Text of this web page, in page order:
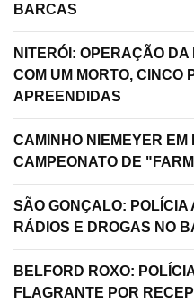
BARCAS
NITERÓI: OPERAÇÃO
COM UM MORTO, CINCO
APREENDIDAS
CAMINHO NIEMEYER EM
CAMPEONATO DE
SÃO GONÇALO:
RÁDIOS E DROGAS NO
BELFORD ROXO:
FLAGRANTE POR